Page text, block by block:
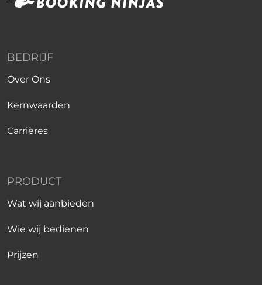
BEDRIJF
Over Ons
Kernwaarden
Carrières
PRODUCT
Wat wij aanbieden
Wie wij bedienen
Prijzen